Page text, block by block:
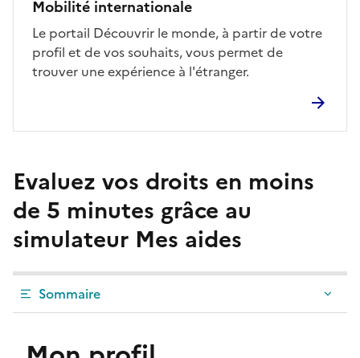
Mobilité internationale
Le portail Découvrir le monde, à partir de votre
profil et de vos souhaits, vous permet de
trouver une expérience à l'étranger.
Evaluez vos droits en moins
de 5 minutes grâce au
simulateur Mes aides